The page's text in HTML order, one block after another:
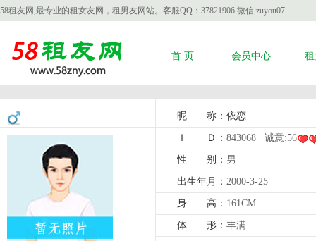
58租友网,最专业的租女友网，租男友网站。客服QQ：37821906 微信:zuyou07
首 页 会员中心
昵 称：依恋
Ｉ Ｄ： 843068 诚意:56
性 别： 男
出生年月： 2000-3-25
身 高： 161CM
体 形： 丰满